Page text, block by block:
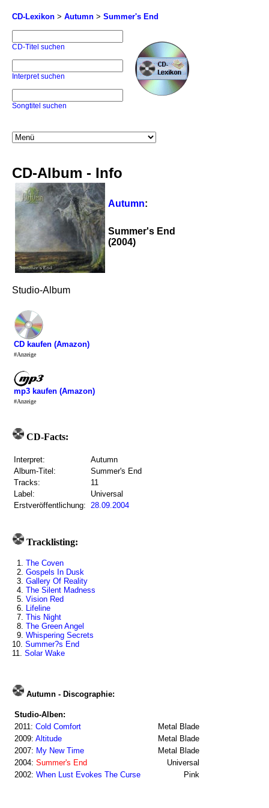
CD-Lexikon > Autumn > Summer's End
CD-Titel suchen
Interpret suchen
Songtitel suchen
CD-Album - Info
Autumn:
Summer's End
(2004)
Studio-Album
CD kaufen (Amazon)
#Anzeige
mp3 kaufen (Amazon)
#Anzeige
CD-Facts:
Interpret:
Autumn
Album-Titel:
Summer's End
Tracks:
11
Label:
Universal
Erstveröffentlichung: 28.09.2004
Tracklisting:
1. The Coven
2. Gospels In Dusk
3. Gallery Of Reality
4. The Silent Madness
5. Vision Red
6. Lifeline
7. This Night
8. The Green Angel
9. Whispering Secrets
10. Summer?s End
11. Solar Wake
Autumn - Discographie:
Studio-Alben:
2011: Cold Comfort
Metal Blade
2009: Altitude
Metal Blade
2007: My New Time
Metal Blade
2004: Summer's End
Universal
2002: When Lust Evokes The Curse Pink